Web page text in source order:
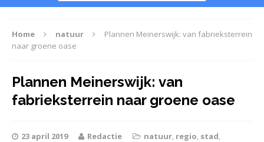
Home natuur
Plannen Meinerswijk: van fabrieksterrein
naar groene oase
Plannen Meinerswijk: van
fabrieksterrein naar groene oase
23 april 2019 Redactie natuur, regio, stad,